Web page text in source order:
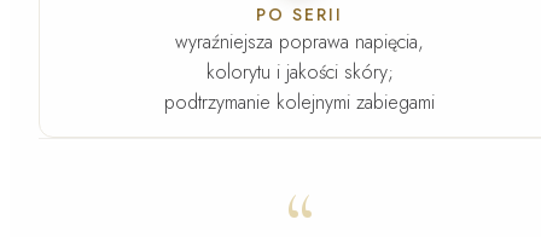
PO SERII
wyraźniejsza poprawa napięcia,
kolorytu i jakości skóry;
podtrzymanie kolejnymi zabiegami